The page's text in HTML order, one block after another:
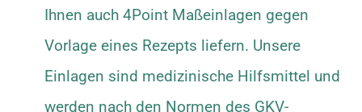
Ihnen auch 4Point Maßeinlagen gegen
Vorlage eines Rezepts liefern. Unsere
Einlagen sind medizinische Hilfsmittel und
werden nach den Normen des GKV-